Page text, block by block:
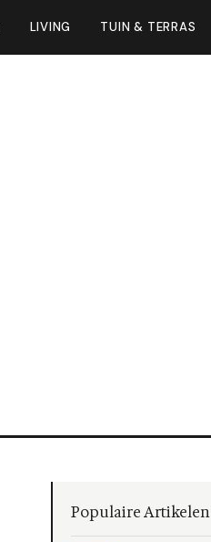
LIVING TUIN & TERRAS
Populaire Artikelen